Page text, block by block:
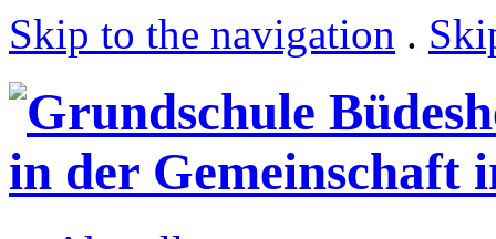
Skip to the navigation .